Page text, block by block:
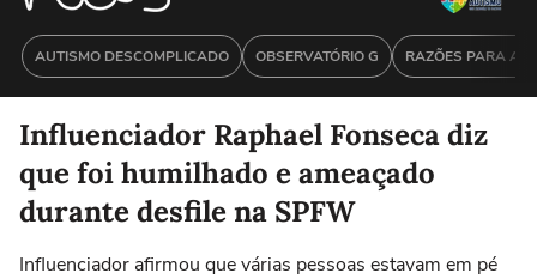
AUTISMO DESCOMPLICADO OBSERVATÓRIO G RAZÕES PARA
Influenciador Raphael Fonseca diz
que foi humilhado e ameaçado
durante desfile na SPFW
Influenciador afirmou que várias pessoas estavam em pé